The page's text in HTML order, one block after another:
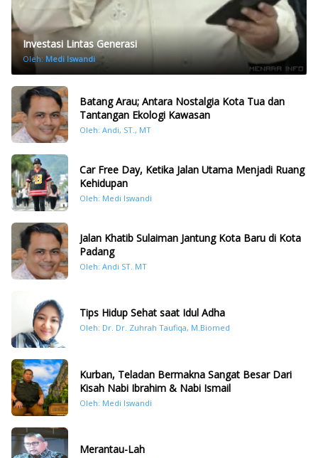
Investasi Lintas Generasi
Oleh: Medi Iswandi
Batang Arau; Antara Nostalgia Kota Tua dan
Tantangan Ekologi Kawasan
Oleh: Andi, ST., MT
Car Free Day, Ketika Jalan Utama Menjadi Ruang
Kehidupan
Oleh: Medi Iswandi
Jalan Khatib Sulaiman Jantung Kota Baru di Kota
Padang
Oleh: Andi ST. MT
Tips Hidup Sehat saat Idul Adha
Oleh: Dr. Dr. Zuhrah Taufiqa, M.Biomed
Kurban, Teladan Bermakna Sangat Besar Dari
Kisah Nabi Ibrahim & Nabi Ismail
Oleh: Medi Iswandi
Merantau-Lah